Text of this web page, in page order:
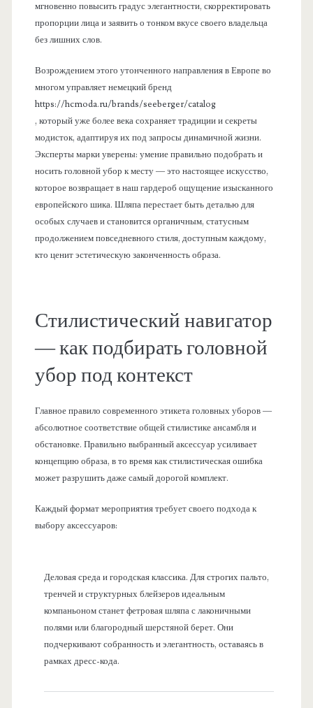
мгновенно повысить градус элегантности, скорректировать
пропорции лица и заявить о тонком вкусе своего владельца
без лишних слов.
Возрождением этого утонченного направления в Европе во
многом управляет немецкий бренд
https://hcmoda.ru/brands/seeberger/catalog
, который уже более века сохраняет традиции и секреты
модисток, адаптируя их под запросы динамичной жизни.
Эксперты марки уверены: умение правильно подобрать и
носить головной убор к месту — это настоящее искусство,
которое возвращает в наш гардероб ощущение изысканного
европейского шика. Шляпа перестает быть деталью для
особых случаев и становится органичным, статусным
продолжением повседневного стиля, доступным каждому,
кто ценит эстетическую законченность образа.
Стилистический навигатор
— как подбирать головной
убор под контекст
Главное правило современного этикета головных уборов —
абсолютное соответствие общей стилистике ансамбля и
обстановке. Правильно выбранный аксессуар усиливает
концепцию образа, в то время как стилистическая ошибка
может разрушить даже самый дорогой комплект.
Каждый формат мероприятия требует своего подхода к
выбору аксессуаров:
Деловая среда и городская классика. Для строгих пальто,
тренчей и структурных блейзеров идеальным
компаньоном станет фетровая шляпа с лаконичными
полями или благородный шерстяной берет. Они
подчеркивают собранность и элегантность, оставаясь в
рамках дресс-кода.